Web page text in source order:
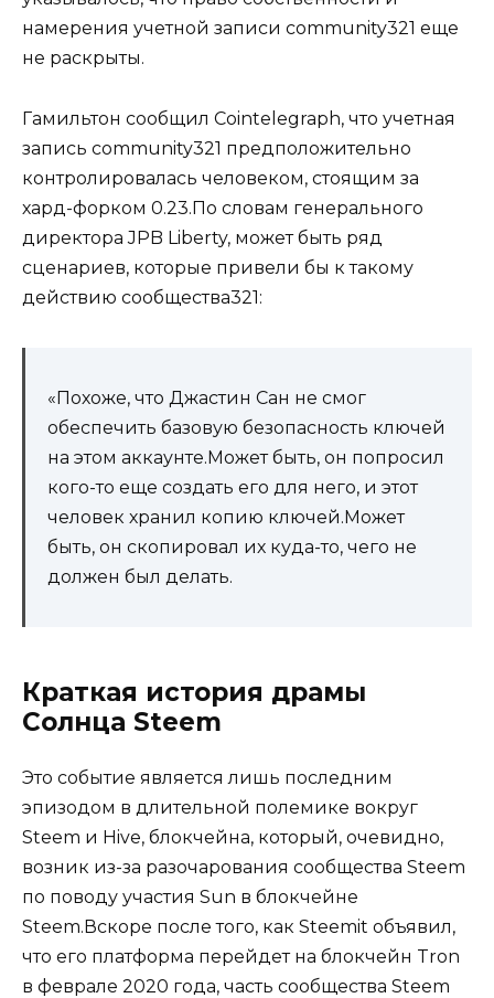
намерения учетной записи community321 еще
не раскрыты.
Гамильтон сообщил Cointelegraph, что учетная
запись community321 предположительно
контролировалась человеком, стоящим за
хард-форком 0.23.По словам генерального
директора JPB Liberty, может быть ряд
сценариев, которые привели бы к такому
действию сообщества321:
«Похоже, что Джастин Сан не смог
обеспечить базовую безопасность ключей
на этом аккаунте.Может быть, он попросил
кого-то еще создать его для него, и этот
человек хранил копию ключей.Может
быть, он скопировал их куда-то, чего не
должен был делать.
Краткая история драмы
Солнца Steem
Это событие является лишь последним
эпизодом в длительной полемике вокруг
Steem и Hive, блокчейна, который, очевидно,
возник из-за разочарования сообщества Steem
по поводу участия Sun в блокчейне
Steem.Вскоре после того, как Steemit объявил,
что его платформа перейдет на блокчейн Tron
в феврале 2020 года, часть сообщества Steem